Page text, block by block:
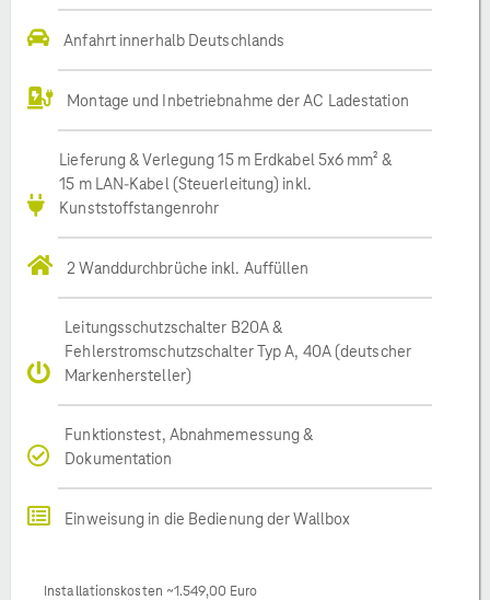
Anfahrt innerhalb Deutschlands
Montage und Inbetriebnahme der AC Ladestation
Lieferung & Verlegung 15 m Erdkabel 5x6 mm² &
15 m LAN-Kabel (Steuerleitung) inkl.
Kunststoffstangenrohr
2 Wanddurchbrüche inkl. Auffüllen
Leitungsschutzschalter B20A &
Fehlerstromschutzschalter Typ A, 40A (deutscher
Markenhersteller)
Funktionstest, Abnahmemessung &
Dokumentation
Einweisung in die Bedienung der Wallbox
Installationskosten ~1.549,00 Euro